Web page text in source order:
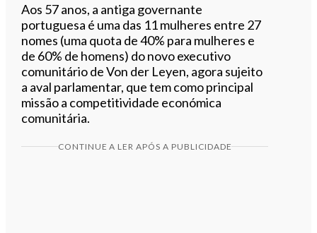
Aos 57 anos, a antiga governante
portuguesa é uma das 11 mulheres entre 27
nomes (uma quota de 40% para mulheres e
de 60% de homens) do novo executivo
comunitário de Von der Leyen, agora sujeito
a aval parlamentar, que tem como principal
missão a competitividade económica
comunitária.
CONTINUE A LER APÓS A PUBLICIDADE